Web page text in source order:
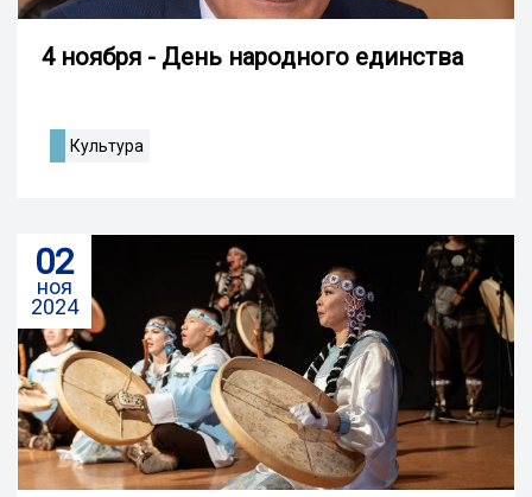
4 ноября - День народного единства
Культура
02
ноя
2024